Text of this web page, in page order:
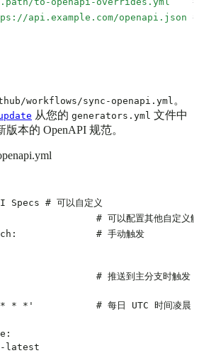
api.example.com/openapi.json
workflows/sync-openapi.yml 。
从您的 generators.yml 文件中
本的 OpenAPI 规范。
Specs # 可以自定义
# 可以配置其他自定义触
# 手动触发
# 推送到主分支时触发
* *'           # 每日 UTC 时间凌晨
latest